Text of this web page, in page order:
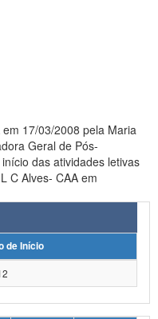
17/03/2008 pela Maria
Geral de Pós-
das atividades letivas
C Alves- CAA em
de Início